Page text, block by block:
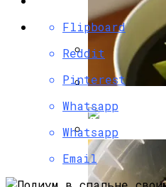
«лего» Для
Как
Дом:
Опалубка
Руками:
Эустома:
Домашних
Flipboard
Reddit
Pinterest
Whatsapp
Whatsapp
Email